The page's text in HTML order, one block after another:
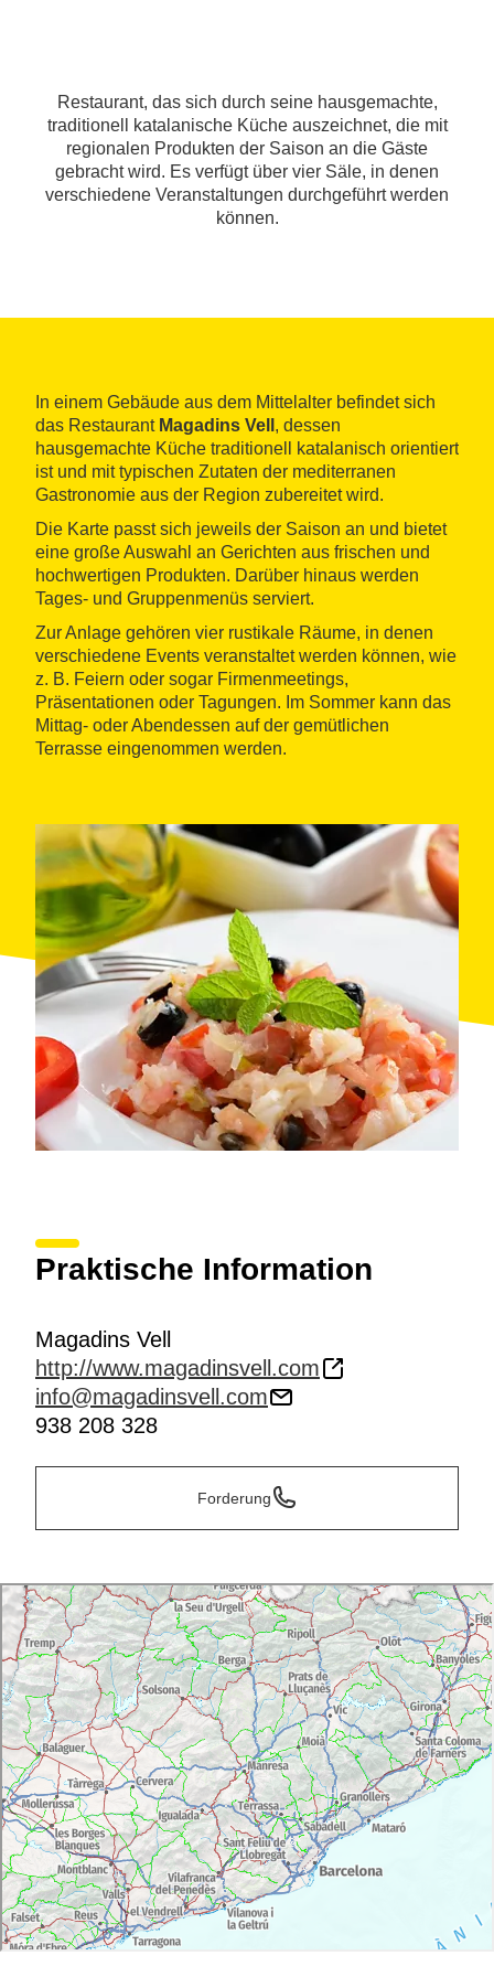
Restaurant, das sich durch seine hausgemachte,
traditionell katalanische Küche auszeichnet, die mit
regionalen Produkten der Saison an die Gäste
gebracht wird. Es verfügt über vier Säle, in denen
verschiedene Veranstaltungen durchgeführt werden
können.
In einem Gebäude aus dem Mittelalter befindet sich
das Restaurant Magadins Vell , dessen
hausgemachte Küche traditionell katalanisch orientiert
ist und mit typischen Zutaten der mediterranen
Gastronomie aus der Region zubereitet wird.
Die Karte passt sich jeweils der Saison an und bietet
eine große Auswahl an Gerichten aus frischen und
hochwertigen Produkten. Darüber hinaus werden
Tages- und Gruppenmenüs serviert.
Zur Anlage gehören vier rustikale Räume, in denen
verschiedene Events veranstaltet werden können, wie
z. B. Feiern oder sogar Firmenmeetings,
Präsentationen oder Tagungen. Im Sommer kann das
Mittag- oder Abendessen auf der gemütlichen
Terrasse eingenommen werden.
Praktische Information
Magadins Vell
http://www.magadinsvell.com
info@magadinsvell.com
938 208 328
Forderung